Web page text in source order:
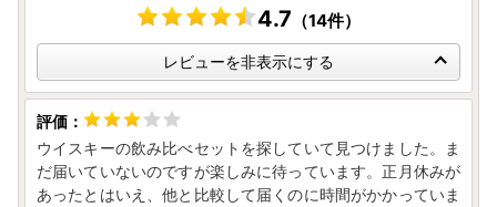
4.7 （14件）
レビューを非表示にする
ウイスキーの飲み比べセットを探していて見つけました。ま
だ届いていないのですが楽しみに待っています。正月休みが
あったとはいえ、他と比較して届くのに時間がかかっていま